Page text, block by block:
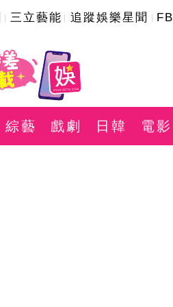
三立藝能 追蹤娛樂星聞 FB
綜藝 戲劇 日韓 電影